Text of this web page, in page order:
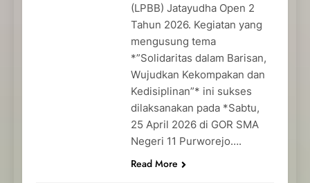
(LPBB) Jatayudha Open 2
Tahun 2026. Kegiatan yang
mengusung tema
*”Solidaritas dalam Barisan,
Wujudkan Kekompakan dan
Kedisiplinan”* ini sukses
dilaksanakan pada *Sabtu,
25 April 2026 di GOR SMA
Negeri 11 Purworejo….
Read More